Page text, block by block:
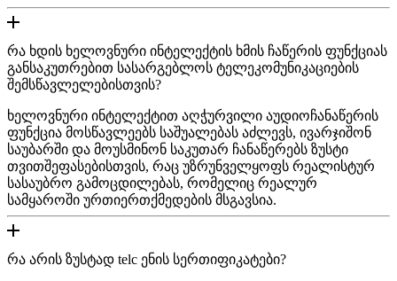
რა ხდის ხელოვნური ინტელექტის ხმის ჩაწერის ფუნქციას
განსაკუთრებით სასარგებლოს ტელეკომუნიკაციების
შემსწავლელებისთვის?
ხელოვნური ინტელექტით აღჭურვილი აუდიოჩანაწერის
ფუნქცია მოსწავლეებს საშუალებას აძლევს, ივარჯიშონ
საუბარში და მოუსმინონ საკუთარ ჩანაწერებს ზუსტი
თვითშეფასებისთვის, რაც უზრუნველყოფს რეალისტურ
სასაუბრო გამოცდილებას, რომელიც რეალურ
სამყაროში ურთიერთქმედების მსგავსია.
რა არის ზუსტად telc ენის სერთიფიკატები?